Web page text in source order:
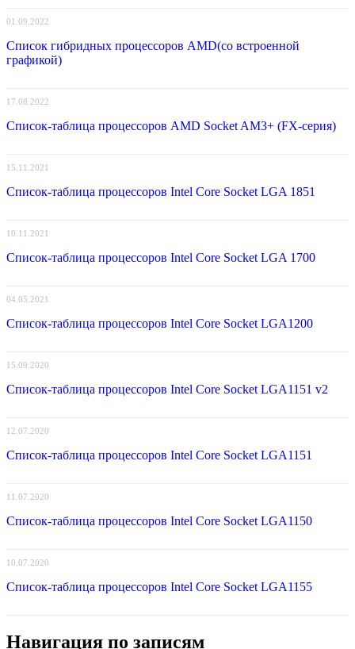
01.09.2022
Список гибридных процессоров AMD(со встроенной
графикой)
17.08.2022
Список-таблица процессоров AMD Socket AM3+ (FX-серия)
15.11.2021
Список-таблица процессоров Intel Core Socket LGA 1851
10.11.2021
Список-таблица процессоров Intel Core Socket LGA 1700
04.05.2021
Список-таблица процессоров Intel Core Socket LGA1200
15.09.2020
Список-таблица процессоров Intel Core Socket LGA1151 v2
12.07.2020
Список-таблица процессоров Intel Core Socket LGA1151
11.07.2020
Список-таблица процессоров Intel Core Socket LGA1150
10.07.2020
Список-таблица процессоров Intel Core Socket LGA1155
Навигация по записям